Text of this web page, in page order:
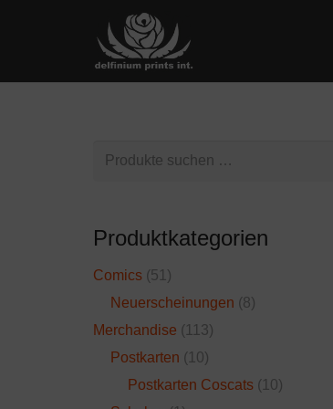
Suchen
Produktkategorien
Comics (51)
Neuerscheinungen (8)
Merchandise (113)
Postkarten (10)
Postkarten Coscats (10)